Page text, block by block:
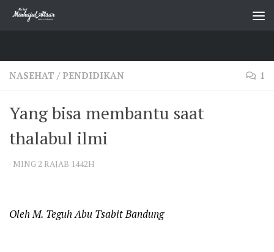
Skip to content
NASEHAT / PENDIDIKAN 1
Yang bisa membantu saat
thalabul ilmi
· MING 2 RAJAB 1442H
Oleh M. Teguh Abu Tsabit Bandung